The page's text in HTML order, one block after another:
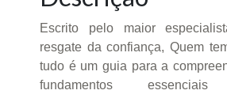
Escrito pelo maior
resgate da confiança, Quem
tudo é um guia para a
fundamentos